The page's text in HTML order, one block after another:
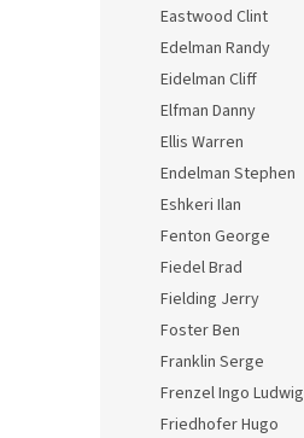
Eastwood Clint
Edelman Randy
Eidelman Cliff
Elfman Danny
Ellis Warren
Endelman Stephen
Eshkeri Ilan
Fenton George
Fiedel Brad
Fielding Jerry
Foster Ben
Franklin Serge
Frenzel Ingo Ludwig
Friedhofer Hugo